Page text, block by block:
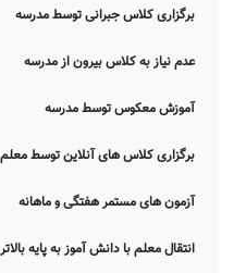
برگزاری کلاس جبرانی توسط مدرسه
عدم نیاز به کلاس بیرون از مدرسه
آموزش معکوس توسط مدرسه
برگزاری کلاس های آنلاین توسط معلم
آزمون های مستمر هفتگی و ماهانه
انتقال معلم با دانش آموز به پایه بالاتر